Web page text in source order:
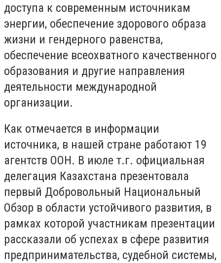
доступа к современным источникам
энергии, обеспечение здорового образа
жизни и гендерного равенства,
обеспечение всеохватного качественного
образования и другие направления
деятельности международной
организации.
Как отмечается в информации
источника, в нашей стране работают 19
агентств ООН. В июле т.г. официальная
делегация Казахстана презентовала
первый Добровольный Национальный
Обзор в области устойчивого развития, в
рамках которой участникам презентации
рассказали об успехах в сфере развития
предпринимательства, судебной системы,